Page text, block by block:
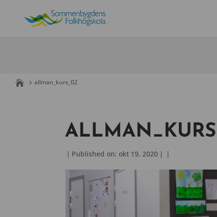
content
allman_kurs_02
| Published on: okt 19, 2020 | |